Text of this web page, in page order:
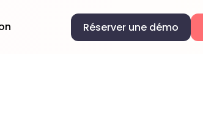
Réserver une démo